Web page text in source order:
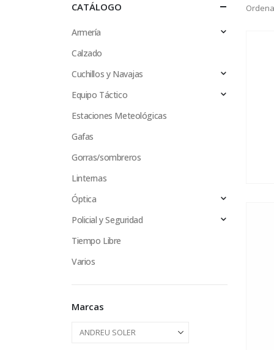
CATÁLOGO
Armería
Calzado
Cuchillos y Navajas
Equipo Táctico
Estaciones Meteológicas
Gafas
Gorras/sombreros
Linternas
Óptica
Policial y Seguridad
Tiempo Libre
Varios
Marcas